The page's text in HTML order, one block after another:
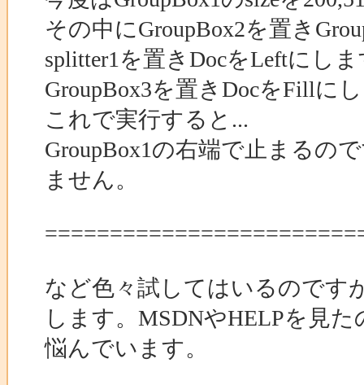
その中にGroupBox2を置き
splitter1を置きDocをLeftにし
GroupBox3を置きDocをFillに
これで実行すると...
GroupBox1の右端で止まるの
ません。
など色々試してはいるのです
します。MSDNやHELPを見
悩んでいます。